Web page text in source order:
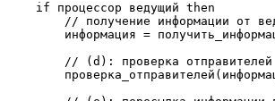
    if процессор ведущий then
// получение информации от
информация =
// (d): проверка